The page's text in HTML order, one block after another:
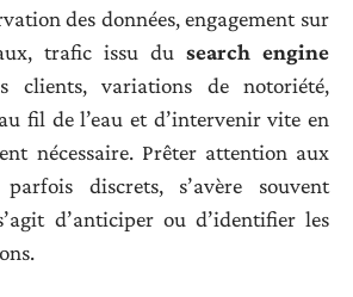
des données, engagement sur
trafic issu du search engine
clients, variations de notoriété,
fil de l’eau et d’intervenir vite en
nécessaire. Prêter attention aux
discrets, s’avère souvent
d’anticiper ou d’identifier les